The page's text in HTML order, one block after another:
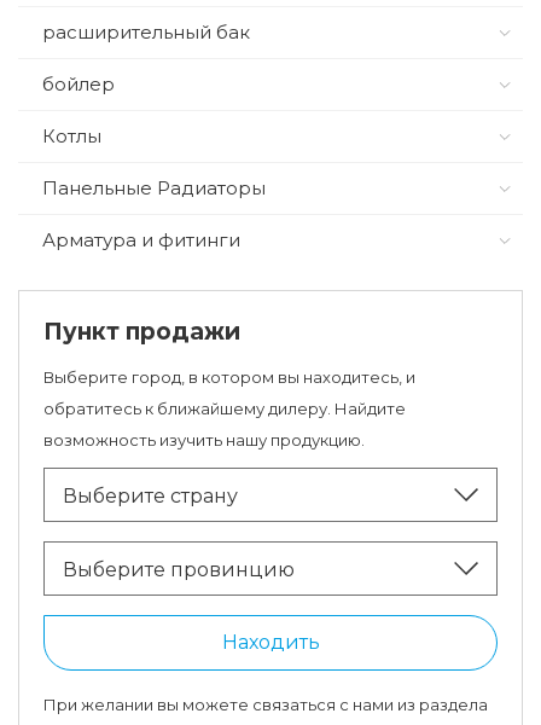
расширительный бак
бойлер
Котлы
Панельные Радиаторы
Арматура и фитинги
Пункт продажи
Выберите город, в котором вы находитесь, и
обратитесь к ближайшему дилеру. Найдите
возможность изучить нашу продукцию.
Выберите страну
Выберите провинцию
Находить
При желании вы можете связаться с нами из раздела